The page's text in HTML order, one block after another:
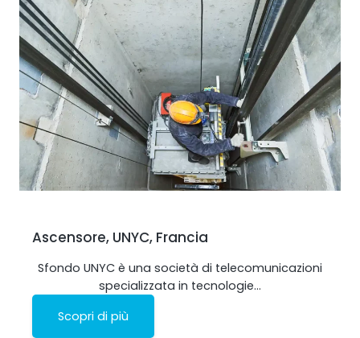
Ascensore, UNYC, Francia
Sfondo UNYC è una società di telecomunicazioni
specializzata in tecnologie…
Scopri di più